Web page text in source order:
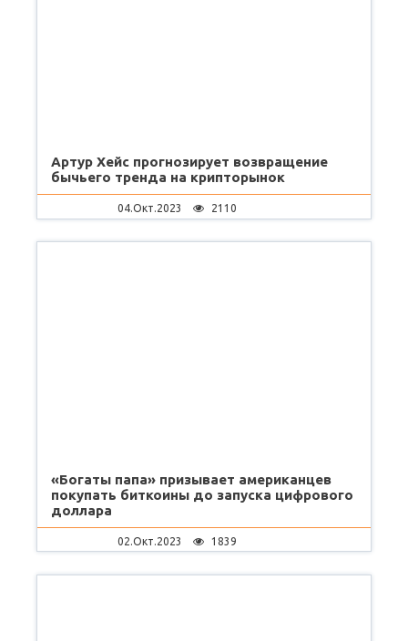
Артур Хейс прогнозирует возвращение
бычьего тренда на крипторынок
04.Окт.2023 2110
«Богаты папа» призывает американцев
покупать биткоины до запуска цифрового
доллара
02.Окт.2023 1839